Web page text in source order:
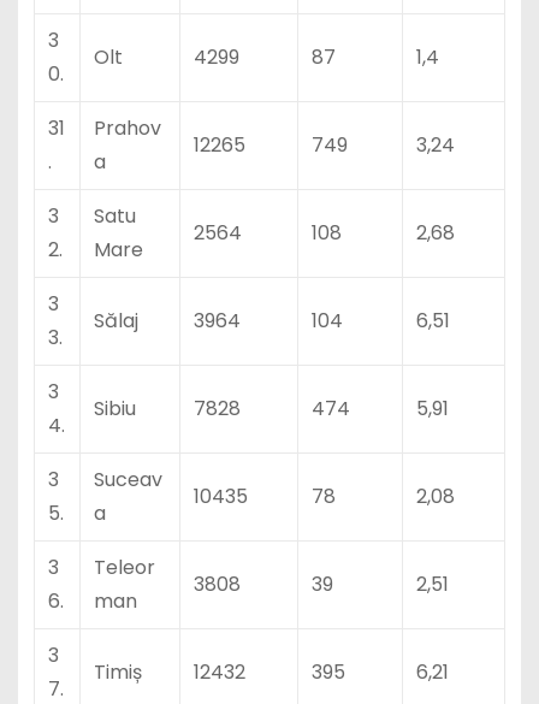
3
0.
Olt 4299 87 1,4
31
.
Prahov
a
12265 749 3,24
3
2.
Satu
Mare
2564 108 2,68
3
3.
Sălaj 3964 104 6,51
3
4.
Sibiu 7828 474 5,91
3
5.
Suceav
a
10435 78 2,08
3
6.
Teleor
man
3808 39 2,51
3
7.
Timiș 12432 395 6,21